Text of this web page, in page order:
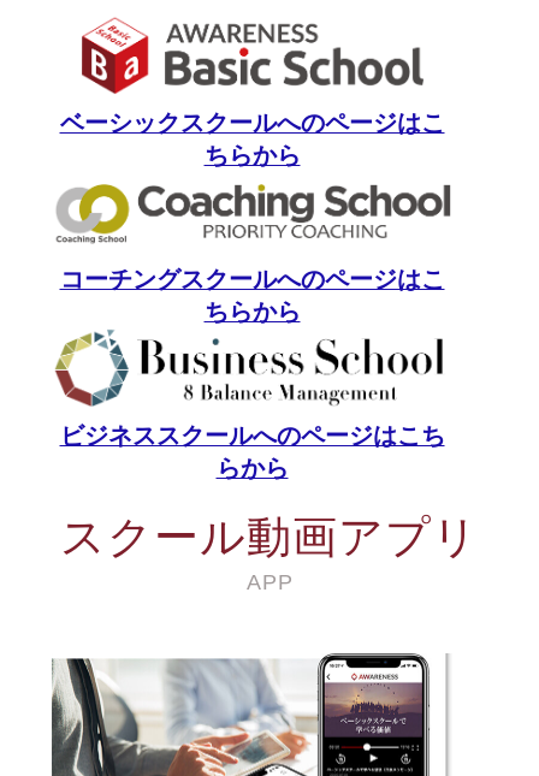
ベーシックスクールへのページはこ
ちらから
コーチングスクールへのページはこ
ちらから
ビジネススクールへのページはこち
らから
スクール動画アプリ
APP